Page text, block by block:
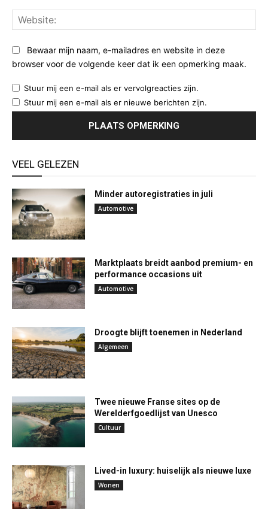
Bewaar mijn naam, e-mailadres en website in deze
browser voor de volgende keer dat ik een opmerking maak.
Stuur mij een e-mail als er vervolgreacties zijn.
Stuur mij een e-mail als er nieuwe berichten zijn.
VEEL GELEZEN
Minder autoregistraties in juli
Automotive
Marktplaats breidt aanbod premium- en
performance occasions uit
Automotive
Droogte blijft toenemen in Nederland
Algemeen
Twee nieuwe Franse sites op de
Werelderfgoedlijst van Unesco
Cultuur
Lived-in luxury: huiselijk als nieuwe luxe
Wonen